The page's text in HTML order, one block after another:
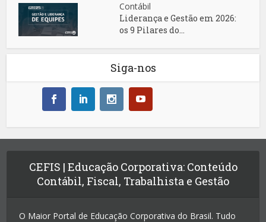
Contábil
Liderança e Gestão em 2026:
os 9 Pilares do...
Siga-nos
CEFIS | Educação Corporativa: Conteúdo
Contábil, Fiscal, Trabalhista e Gestão
O Maior Portal de Educação Corporativa do Brasil. Tudo